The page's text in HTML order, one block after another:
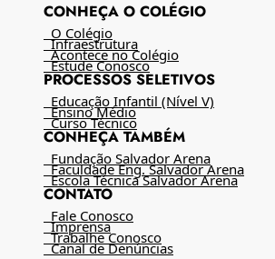
CONHEÇA O COLÉGIO
O Colégio
Infraestrutura
Acontece no Colégio
Estude Conosco
PROCESSOS SELETIVOS
Educação Infantil (Nível V)
Ensino Médio
Curso Técnico
CONHEÇA TAMBÉM
Fundação Salvador Arena
Faculdade Eng. Salvador Arena
Escola Técnica Salvador Arena
CONTATO
Fale Conosco
Imprensa
Trabalhe Conosco
Canal de Denúncias